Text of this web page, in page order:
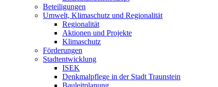
Beteiligungen
Umwelt, Klimaschutz und Regionalität
Regionalität
Aktionen und Projekte
Klimaschutz
Förderungen
Stadtentwicklung
ISEK
Denkmalpflege in der Stadt Traunstein
Bauleitplanung